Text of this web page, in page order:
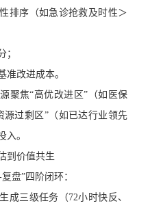
排序（如急诊抢救及时性＞
；
准改进成本。
聚焦“高优改进区”（如医保
源过剩区”（如已达行业领先
入。
到价值共生
盘”四阶闭环：
成三级任务（72小时快反、